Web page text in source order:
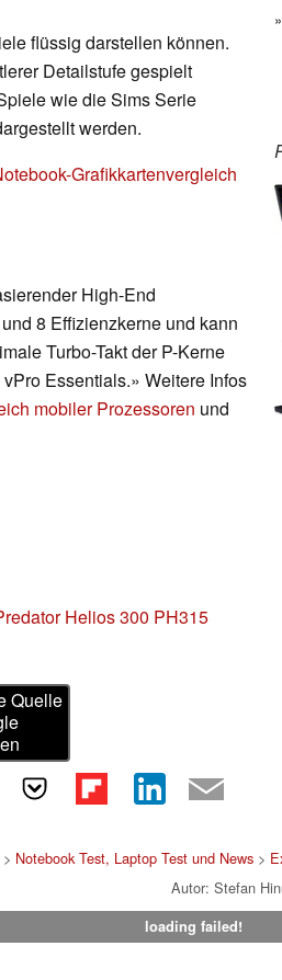
flüssig darstellen können.
Detailstufe gespielt
wie die Sims Serie
werden.
Grafikkartenvergleich
High-End
8 Effizienzkerne und kann
Turbo-Takt der P-Kerne
Essentials.» Weitere Infos
mobiler Prozessoren und
Helios 300 PH315
Quelle
> Notebook Test, Laptop Test und News>
Autor: Stefan
loading failed!